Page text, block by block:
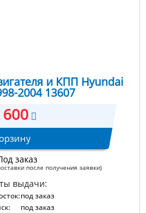
и КПП Hyundai
2004 13607
600
заказ
после получения заявки)
выдачи:
под заказ
под заказ